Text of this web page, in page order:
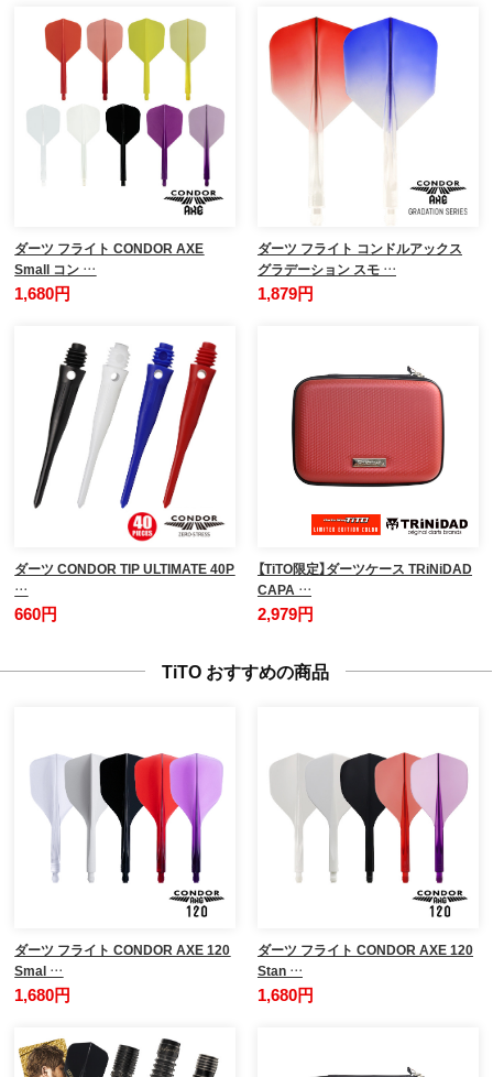
ダーツ フライト CONDOR AXE
Small コン …
1,680円
ダーツ フライト コンドルアックス
グラデーション スモ …
1,879円
ダーツ CONDOR TIP ULTIMATE 40P
…
660円
【TiTO限定】ダーツケース TRiNiDAD
CAPA …
2,979円
TiTO おすすめの商品
ダーツ フライト CONDOR AXE 120
Smal …
1,680円
ダーツ フライト CONDOR AXE 120
Stan …
1,680円